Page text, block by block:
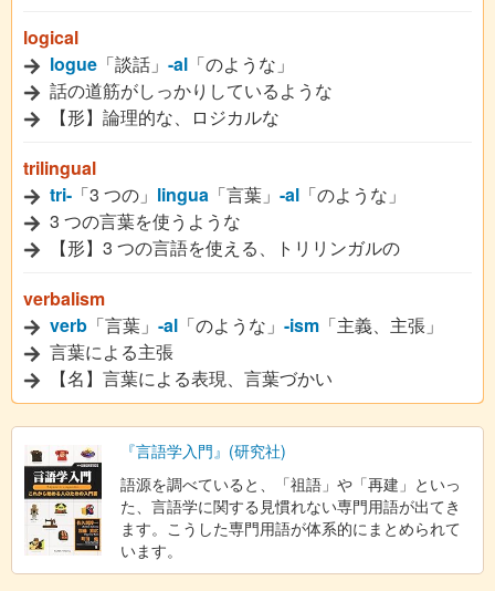
logical
logue 「談話」 -al 「のような」
話の道筋がしっかりしているような
【形】論理的な、ロジカルな
trilingual
tri- 「3 つの」 lingua 「言葉」 -al 「のような」
3 つの言葉を使うような
【形】3 つの言語を使える、トリリンガルの
verbalism
verb 「言葉」 -al 「のような」 -ism 「主義、主張」
言葉による主張
【名】言葉による表現、言葉づかい
『言語学入門』(研究社)
語源を調べていると、「祖語」や「再建」といっ
た、言語学に関する見慣れない専門用語が出てき
ます。こうした専門用語が体系的にまとめられて
います。